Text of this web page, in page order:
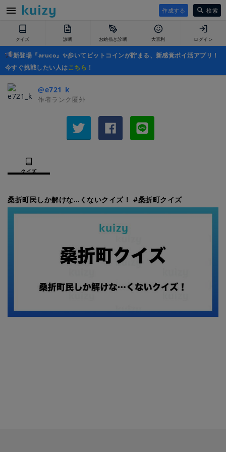
作成する 検索
クイズ 診断 お絵描き診断 大喜利 ログイン
新登場『aruco』✨歩いてビットコインが貯まる、新感覚ポイ活アプリ！
今すぐ挑戦したい人はこちら ！
@e721_k
作者ランク圏外
クイズ
桑折町民しか解けな…くないクイズ！ #桑折町クイズ